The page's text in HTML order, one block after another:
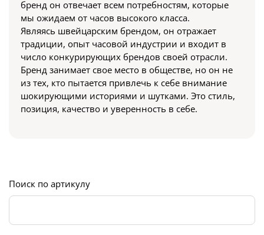
бренд он отвечает всем потребностям, которые
мы ожидаем от часов высокого класса.
Являясь швейцарским брендом, он отражает
традиции, опыт часовой индустрии и входит в
число конкурирующих брендов своей отрасли.
Бренд занимает свое место в обществе, но он не
из тех, кто пытается привлечь к себе внимание
шокирующими историями и шутками. Это стиль,
позиция, качество и уверенность в себе.
Поиск по артикулу